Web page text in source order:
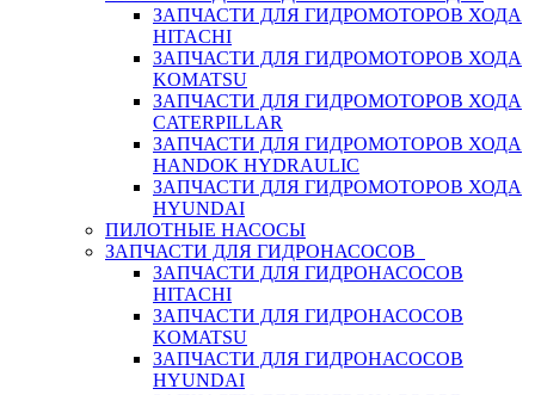
ЗАПЧАСТИ ДЛЯ ГИДРОМОТОРОВ ХОДА
HITACHI
ЗАПЧАСТИ ДЛЯ ГИДРОМОТОРОВ ХОДА
KOMATSU
ЗАПЧАСТИ ДЛЯ ГИДРОМОТОРОВ ХОДА
CATERPILLAR
ЗАПЧАСТИ ДЛЯ ГИДРОМОТОРОВ ХОДА
HANDOK HYDRAULIC
ЗАПЧАСТИ ДЛЯ ГИДРОМОТОРОВ ХОДА
HYUNDAI
ПИЛОТНЫЕ НАСОСЫ
ЗАПЧАСТИ ДЛЯ ГИДРОНАСОСОВ
ЗАПЧАСТИ ДЛЯ ГИДРОНАСОСОВ
HITACHI
ЗАПЧАСТИ ДЛЯ ГИДРОНАСОСОВ
KOMATSU
ЗАПЧАСТИ ДЛЯ ГИДРОНАСОСОВ
HYUNDAI